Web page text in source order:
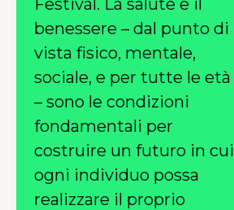
benessere – dal punto di
vista fisico, mentale,
sociale, e per tutte le età
– sono le condizioni
fondamentali per
costruire un futuro in cui
ogni individuo possa
realizzare il proprio